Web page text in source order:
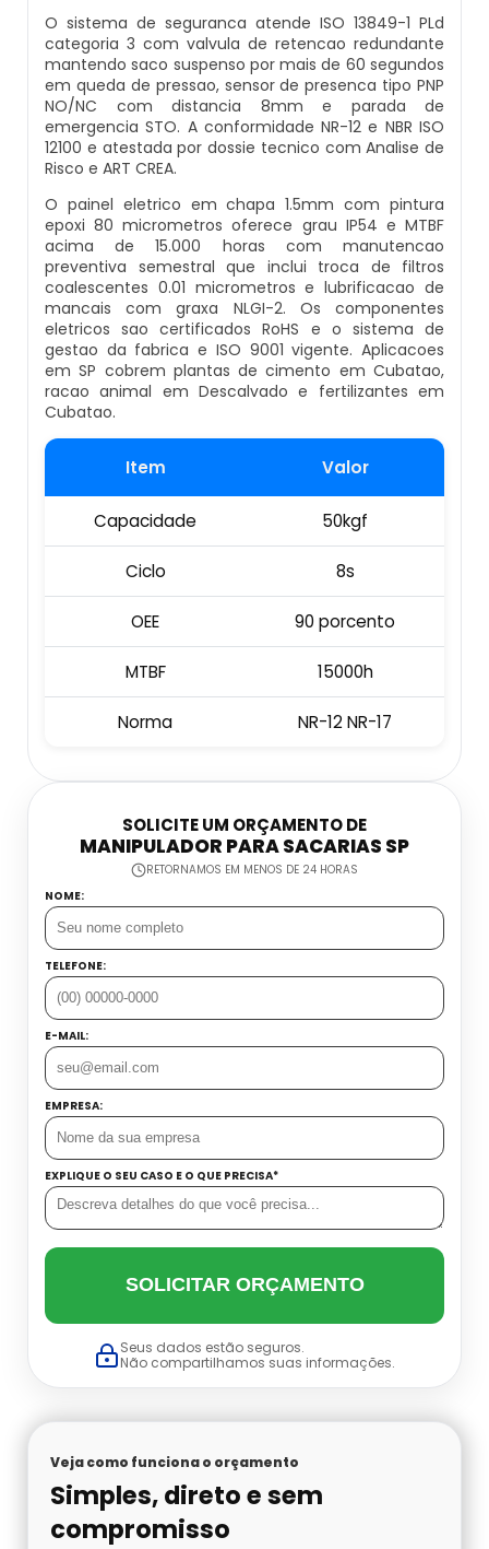
Seladora Automática Com Esteira
Embaladora De Pao
Esteira Alimentadora
Maquina Contadora
Seladora Rotativa Contínua
Balança Linear
Seladoras Automáticas Com Data
Pesadora
Embaladora De Feijão
Esteira Coletora
Dosadora Para Grãos
Máquina Seladora De Alimentos
Seladora Contínua Automática
Seladora De Gelo
Seladora De Pedal Preço
Balança Contadora Industrial
Balança Linear Sp
Balança Multi Cabeças
Balança Multi Cabeças Preço
Balança Multicabeçote Preço
Contadora Preço
Embaladora De Azeitona
Datador De Caixas
Empresa De Datador Inkjet
Máquina Datadora Preço
Máquina Datadora Automática
Datador De Potes Tampas E Rótulos
Manutenção De Datador De Caixa
Datador Automático De Embalagens
Datador Com Esteira
Datador De Embalagens Automático
Datador Industrial
Datador Inkjet Com Esteira
Datador Inkjet Manual
Datador Jato De Tinta
Datador Manual Preço
Datador Para Flow Pack
Datador Portátil
Datadora Automática
Datador Cetro
O sistema de seguranca atende ISO 13849-1 PLd
categoria 3 com valvula de retencao redundante
mantendo saco suspenso por mais de 60 segundos
em queda de pressao, sensor de presenca tipo PNP
NO/NC com distancia 8mm e parada de
emergencia STO. A conformidade NR-12 e NBR ISO
12100 e atestada por dossie tecnico com Analise de
Risco e ART CREA.
O painel eletrico em chapa 1.5mm com pintura
epoxi 80 micrometros oferece grau IP54 e MTBF
acima de 15.000 horas com manutencao
preventiva semestral que inclui troca de filtros
coalescentes 0.01 micrometros e lubrificacao de
mancais com graxa NLGI-2. Os componentes
eletricos sao certificados RoHS e o sistema de
gestao da fabrica e ISO 9001 vigente. Aplicacoes
em SP cobrem plantas de cimento em Cubatao,
racao animal em Descalvado e fertilizantes em
Cubatao.
Item Valor
Capacidade 50kgf
Ciclo 8s
OEE 90 porcento
MTBF 15000h
Norma NR-12 NR-17
SOLICITE UM ORÇAMENTO DE
MANIPULADOR PARA SACARIAS SP
RETORNAMOS EM MENOS DE 24 HORAS
NOME:
TELEFONE:
E-MAIL:
EMPRESA:
EXPLIQUE O SEU CASO E O QUE PRECISA*
SOLICITAR ORÇAMENTO
Seus dados estão seguros.
Não compartilhamos suas informações.
Veja como funciona o orçamento
Simples, direto e sem
compromisso